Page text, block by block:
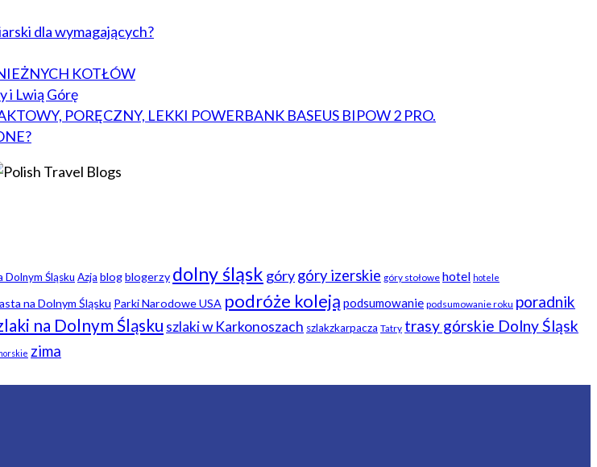
dla wymagających?
KOTŁÓW
i Lwią Górę
PORĘCZNY, LEKKI POWERBANK BASEUS BIPOW 2 PRO.
Dolnym Śląsku Azja blogblogerzy dolny śląsk górygóry izerskie góry stołowe hotel hotele
na Dolnym Śląsku Parki Narodowe USA podróże koleją podsumowanie podsumowanie roku poradnik
na Dolnym Śląsku szlaki w Karkonoszach szlakzkarpacza Tatry trasy górskie Dolny Śląsk
zima